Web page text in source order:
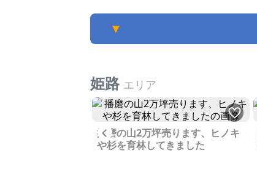
▼
姫路 エリア
Previous
播磨の山2万坪売ります、ヒノキ
や杉を育林してきました